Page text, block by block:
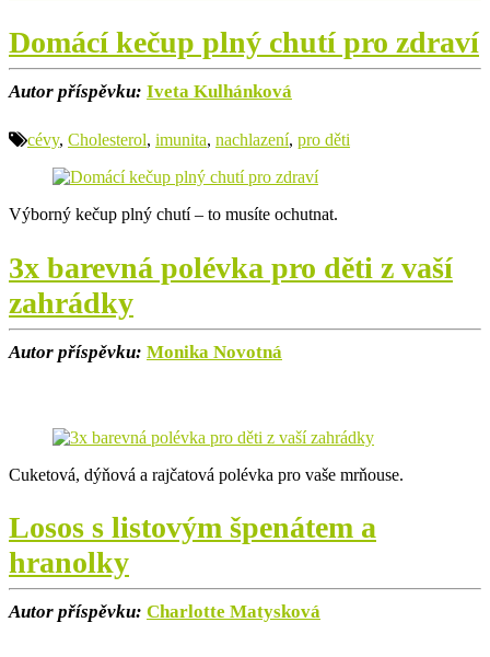
Domácí kečup plný chutí pro zdraví
Autor příspěvku: Iveta Kulhánková
cévy, Cholesterol, imunita, nachlazení, pro děti
Výborný kečup plný chutí – to musíte ochutnat.
3x barevná polévka pro děti z vaší
zahrádky
Autor příspěvku: Monika Novotná
Cuketová, dýňová a rajčatová polévka pro vaše mrňouse.
Losos s listovým špenátem a
hranolky
Autor příspěvku: Charlotte Matysková